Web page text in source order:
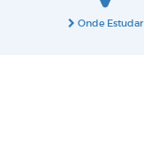
Onde Estudar